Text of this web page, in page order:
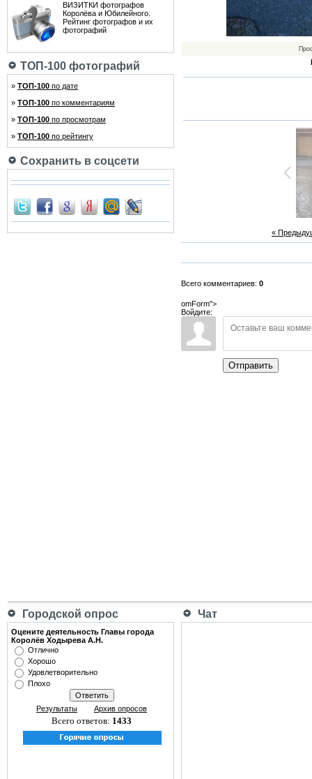
ВИЗИТКИ фотографов
Королёва и Юбилейного.
Рейтинг фотографов и их
фотографий
ТОП-100 фотографий
» ТОП-100 по дате
» ТОП-100 по комментариям
» ТОП-100 по просмотрам
» ТОП-100 по рейтингу
Сохранить в соцсети
«
Всего комментариев: 0
omForm">
Войдите:
Отправить
Городской опрос Чат
Оцените деятельность Главы города
Королёв Ходырева А.Н.
Отлично
Хорошо
Удовлетворительно
Плохо
Результаты Архив опросов
Всего ответов: 1433